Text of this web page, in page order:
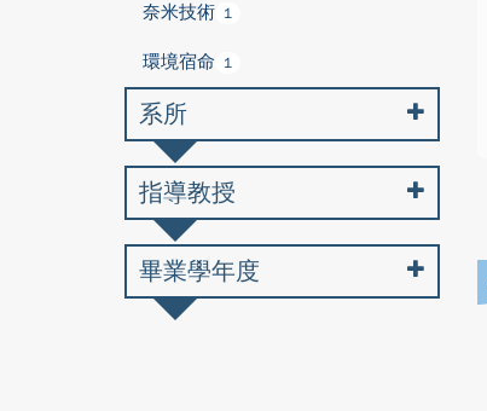
奈米技術 1
環境宿命 1
系所
指導教授
畢業學年度